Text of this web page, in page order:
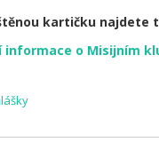
kartičku najdete
informace o Misijním